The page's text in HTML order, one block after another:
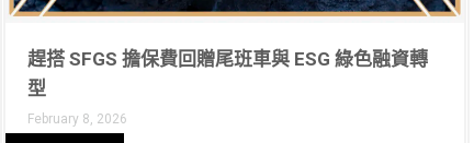
趕搭 SFGS 擔保費回贈尾班車與 ESG 綠色融資轉
型
February 8, 2026